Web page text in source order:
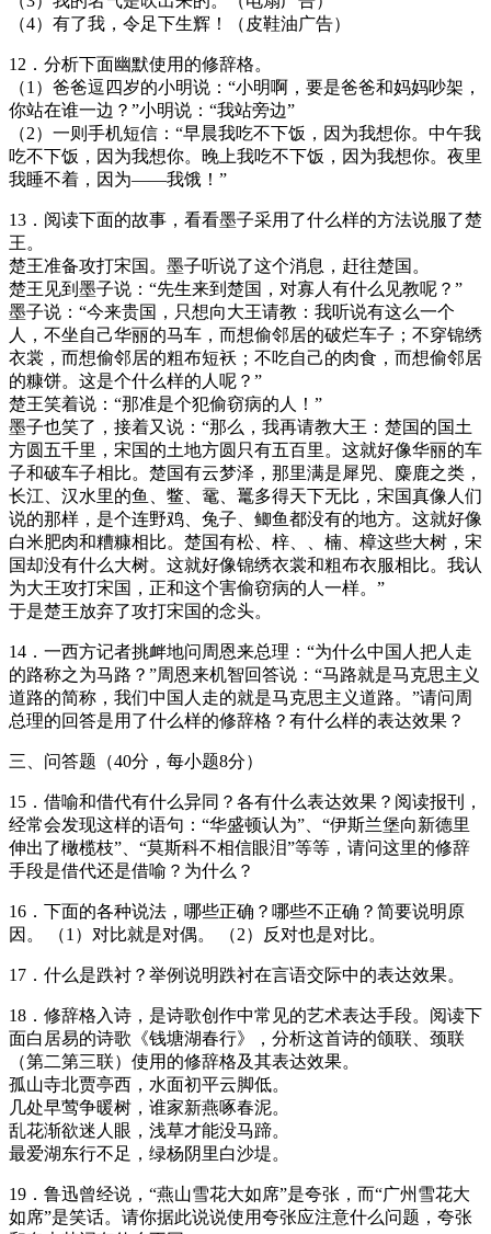
（4）有了我，令足下生辉！（皮鞋油广告）
12．分析下面幽默使用的修辞格。
（1）爸爸逗四岁的小明说：“小明啊，要是爸爸和妈妈吵架，
你站在谁一边？”小明说：“我站旁边”
（2）一则手机短信：“早晨我吃不下饭，因为我想你。中午我
吃不下饭，因为我想你。晚上我吃不下饭，因为我想你。夜里
我睡不着，因为——我饿！”
13．阅读下面的故事，看看墨子采用了什么样的方法说服了楚
王。
楚王准备攻打宋国。墨子听说了这个消息，赶往楚国。
楚王见到墨子说：“先生来到楚国，对寡人有什么见教呢？”
墨子说：“今来贵国，只想向大王请教：我听说有这么一个
人，不坐自己华丽的马车，而想偷邻居的破烂车子；不穿锦绣
衣裳，而想偷邻居的粗布短袄；不吃自己的肉食，而想偷邻居
的糠饼。这是个什么样的人呢？”
楚王笑着说：“那准是个犯偷窃病的人！”
墨子也笑了，接着又说：“那么，我再请教大王：楚国的国土
方圆五千里，宋国的土地方圆只有五百里。这就好像华丽的车
子和破车子相比。楚国有云梦泽，那里满是犀兕、麋鹿之类，
长江、汉水里的鱼、鳖、鼋、鼍多得天下无比，宋国真像人们
说的那样，是个连野鸡、兔子、鲫鱼都没有的地方。这就好像
白米肥肉和糟糠相比。楚国有松、梓、、楠、樟这些大树，宋
国却没有什么大树。这就好像锦绣衣裳和粗布衣服相比。我认
为大王攻打宋国，正和这个害偷窃病的人一样。”
于是楚王放弃了攻打宋国的念头。
14．一西方记者挑衅地问周恩来总理：“为什么中国人把人走
的路称之为马路？”周恩来机智回答说：“马路就是马克思主义
道路的简称，我们中国人走的就是马克思主义道路。”请问周
总理的回答是用了什么样的修辞格？有什么样的表达效果？
三、问答题（40分，每小题8分）
15．借喻和借代有什么异同？各有什么表达效果？阅读报刊，
经常会发现这样的语句：“华盛顿认为”、“伊斯兰堡向新德里
伸出了橄榄枝”、“莫斯科不相信眼泪”等等，请问这里的修辞
手段是借代还是借喻？为什么？
16．下面的各种说法，哪些正确？哪些不正确？简要说明原
因。 （1）对比就是对偶。 （2）反对也是对比。
17．什么是跌衬？举例说明跌衬在言语交际中的表达效果。
18．修辞格入诗，是诗歌创作中常见的艺术表达手段。阅读下
面白居易的诗歌《钱塘湖春行》，分析这首诗的颌联、颈联
（第二第三联）使用的修辞格及其表达效果。
孤山寺北贾亭西，水面初平云脚低。
几处早莺争暖树，谁家新燕啄春泥。
乱花渐欲迷人眼，浅草才能没马蹄。
最爱湖东行不足，绿杨阴里白沙堤。
19．鲁迅曾经说，“燕山雪花大如席”是夸张，而“广州雪花大
如席”是笑话。请你据此说说使用夸张应注意什么问题，夸张